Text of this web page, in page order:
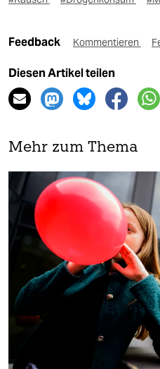
Feedback Kommentieren
Diesen Artikel teilen
Mehr zum Thema